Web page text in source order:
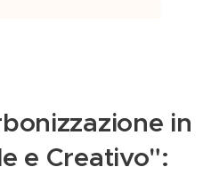
in
e Creativo":